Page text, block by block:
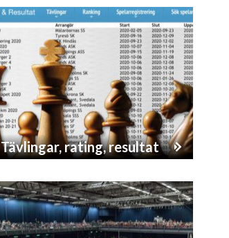
Tävlingar, rating, resultat